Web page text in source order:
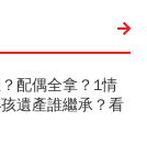
配偶全拿？1情
遺產誰繼承？看